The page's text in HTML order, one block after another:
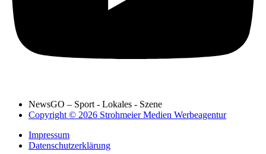
NewsGO – Sport - Lokales - Szene
Copyright © 2026 Strohmeier Medien Werbeagentur
Impressum
Datenschutzerklärung